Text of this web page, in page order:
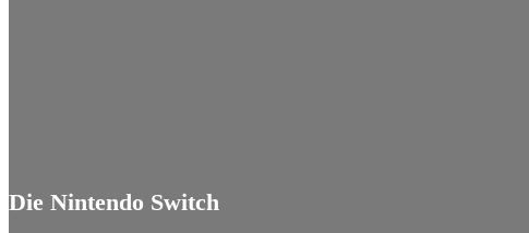
Die Nintendo Switch